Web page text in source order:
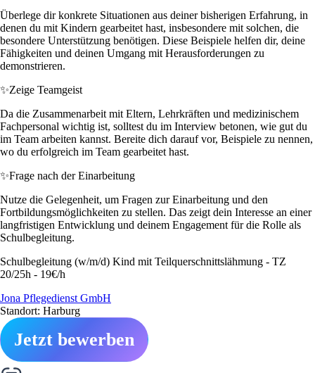
Überlege dir konkrete Situationen aus deiner bisherigen Erfahrung, in
denen du mit Kindern gearbeitet hast, insbesondere mit solchen, die
besondere Unterstützung benötigen. Diese Beispiele helfen dir, deine
Fähigkeiten und deinen Umgang mit Herausforderungen zu
demonstrieren.
✨Zeige Teamgeist
Da die Zusammenarbeit mit Eltern, Lehrkräften und medizinischem
Fachpersonal wichtig ist, solltest du im Interview betonen, wie gut du
im Team arbeiten kannst. Bereite dich darauf vor, Beispiele zu nennen,
wo du erfolgreich im Team gearbeitet hast.
✨Frage nach der Einarbeitung
Nutze die Gelegenheit, um Fragen zur Einarbeitung und den
Fortbildungsmöglichkeiten zu stellen. Das zeigt dein Interesse an einer
langfristigen Entwicklung und deinem Engagement für die Rolle als
Schulbegleitung.
Schulbegleitung (w/m/d) Kind mit Teilquerschnittslähmung - TZ
20/25h - 19€/h
Jona Pflegedienst GmbH
Standort: Harburg
Jetzt bewerben